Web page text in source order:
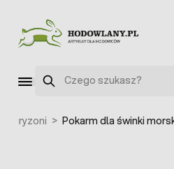
Szukaj
gryzoni > Pokarm dla świnki